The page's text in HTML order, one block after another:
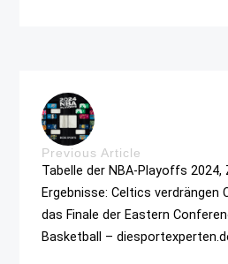
Previous Article
Tabelle der NBA-Playoffs 2024,
Ergebnisse: Celtics verdrängen
das Finale der Eastern
Basketball –